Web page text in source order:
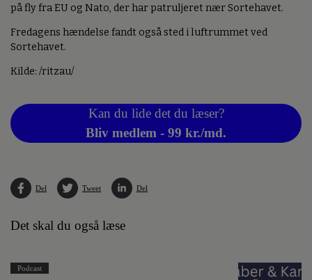
på fly fra EU og Nato, der har patruljeret nær Sortehavet.
Fredagens hændelse fandt også sted i luftrummet ved
Sortehavet.
Kilde: /ritzau/
Kan du lide det du læser?
Bliv medlem - 99 kr./md.
Del Tweet Del
Det skal du også læse
Podcast